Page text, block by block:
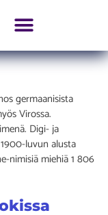
germaanisista
Virossa.
Digi- ja
luvun alusta
nimisiä miehiä 1 806